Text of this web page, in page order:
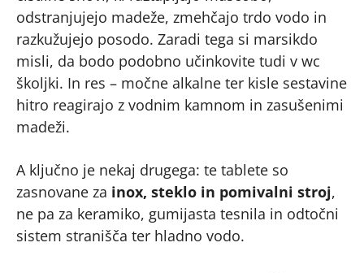
odstranjujejo madeže, zmehčajo trdo vodo in
razkužujejo posodo. Zaradi tega si marsikdo
misli, da bodo podobno učinkovite tudi v wc
školjki. In res – močne alkalne ter kisle sestavine
hitro reagirajo z vodnim kamnom in zasušenimi
madeži.
A ključno je nekaj drugega: te tablete so
zasnovane za inox, steklo in pomivalni stroj,
ne pa za keramiko, gumijasta tesnila in odtočni
sistem stranišča ter hladno vodo.